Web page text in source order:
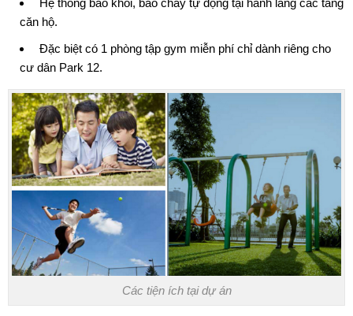
căn hộ.
Đặc biệt có 1 phòng tập gym miễn phí chỉ dành riêng cho
cư dân Park 12.
Các tiện ích tại dự án